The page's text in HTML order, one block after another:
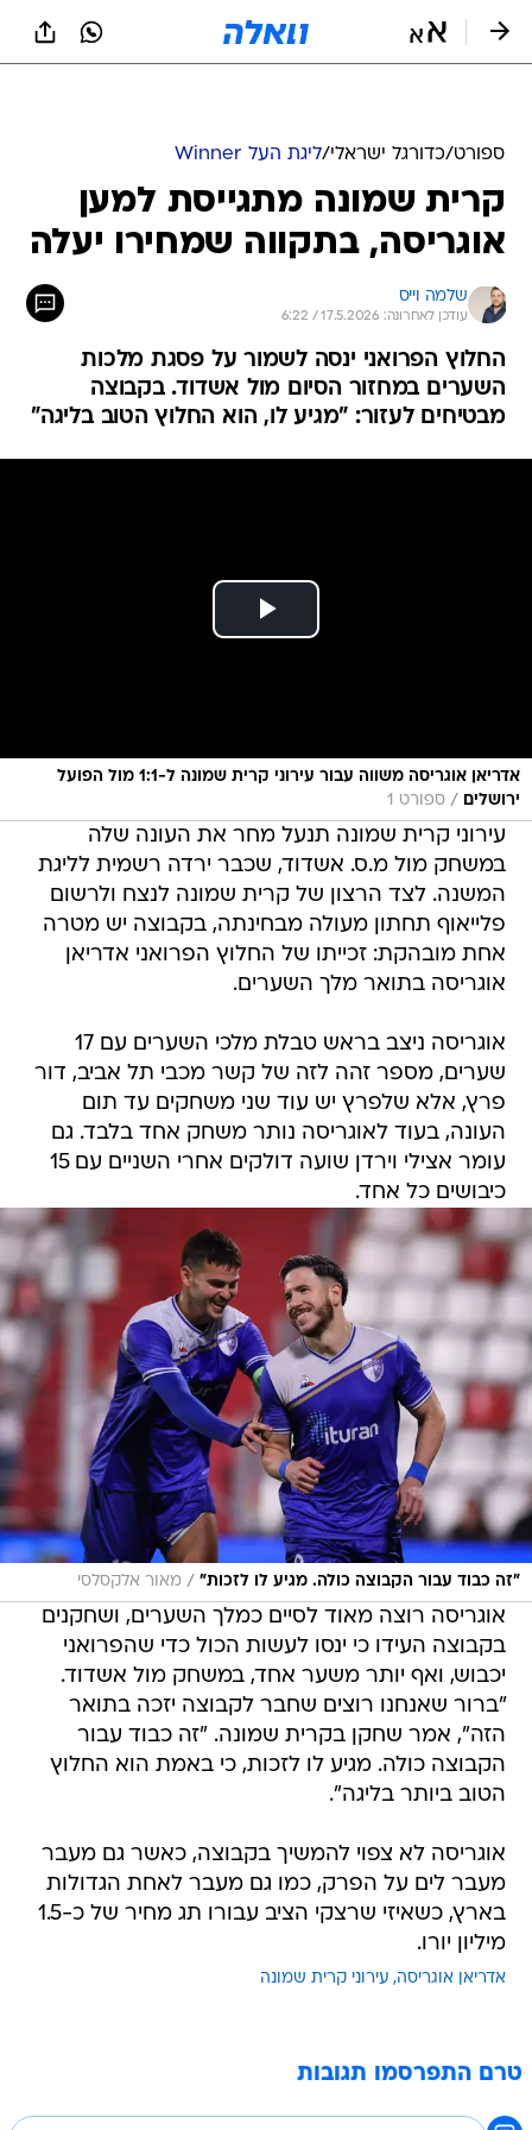
ספורט/כדורגל ישראלי/ליגת העל Winner
קרית שמונה מתגייסת למען
אוגריסה, בתקווה שמחירו יעלה
שלמה וייס
עודכן לאחרונה: 17.5.2026 / 6:22
החלוץ הפרואני ינסה לשמור על פסגת מלכות
השערים במחזור הסיום מול אשדוד. בקבוצה
מבטיחים לעזור: "מגיע לו, הוא החלוץ הטוב בליגה"
אדריאן אוגריסה משווה עבור עירוני קרית שמונה ל-1:1 מול הפועל
ירושלים
/ ספורט 1
עירוני קרית שמונה תנעל מחר את העונה שלה
במשחק מול מ.ס. אשדוד, שכבר ירדה רשמית לליגת
המשנה. לצד הרצון של קרית שמונה לנצח ולרשום
פלייאוף תחתון מעולה מבחינתה, בקבוצה יש מטרה
אחת מובהקת: זכייתו של החלוץ הפרואני אדריאן
אוגריסה בתואר מלך השערים.
אוגריסה ניצב בראש טבלת מלכי השערים עם 17
שערים, מספר זהה לזה של קשר מכבי תל אביב, דור
פרץ, אלא שלפרץ יש עוד שני משחקים עד תום
העונה, בעוד לאוגריסה נותר משחק אחד בלבד. גם
עומר אצילי וירדן שועה דולקים אחרי השניים עם 15
כיבושים כל אחד.
"זה כבוד עבור הקבוצה כולה. מגיע לו לזכות" / מאור אלקסלסי
אוגריסה רוצה מאוד לסיים כמלך השערים, ושחקנים
בקבוצה העידו כי ינסו לעשות הכול כדי שהפרואני
יכבוש, ואף יותר משער אחד, במשחק מול אשדוד.
"ברור שאנחנו רוצים שחבר לקבוצה יזכה בתואר
הזה", אמר שחקן בקרית שמונה. "זה כבוד עבור
הקבוצה כולה. מגיע לו לזכות, כי באמת הוא החלוץ
הטוב ביותר בליגה".
אוגריסה לא צפוי להמשיך בקבוצה, כאשר גם מעבר
מעבר לים על הפרק, כמו גם מעבר לאחת הגדולות
בארץ, כשאיזי שרצקי הציב עבורו תג מחיר של כ-1.5
מיליון יורו.
אדריאן אוגריסה עירוני קרית שמונה
טרם התפרסמו תגובות